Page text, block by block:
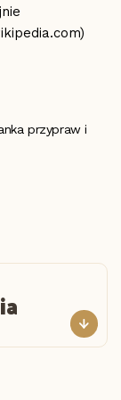
przypraw i